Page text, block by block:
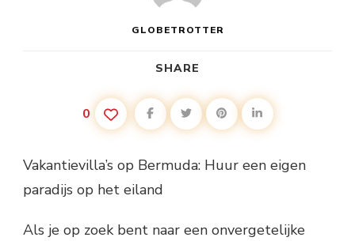
GLOBETROTTER
SHARE
0
Vakantievilla’s op Bermuda: Huur een eigen
paradijs op het eiland
Als je op zoek bent naar een onvergetelijke